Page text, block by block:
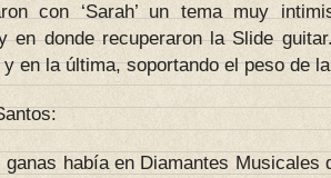
con ‘Sarah’ un tema muy
en donde recuperaron la Slide
y en la última, soportando el peso de
ganas había en Diamantes Musicales